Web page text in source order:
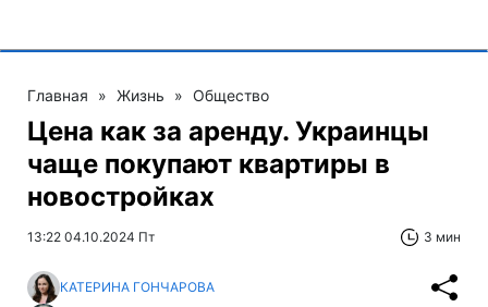
Главная » Жизнь » Общество
Цена как за аренду. Украинцы
чаще покупают квартиры в
новостройках
13:22 04.10.2024 Пт 3 мин
КАТЕРИНА ГОНЧАРОВА